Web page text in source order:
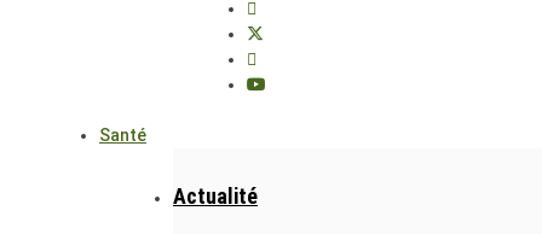
Santé
Actualité